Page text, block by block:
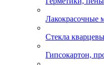
Лакокрасочные
Стекла
Гипсокартон,